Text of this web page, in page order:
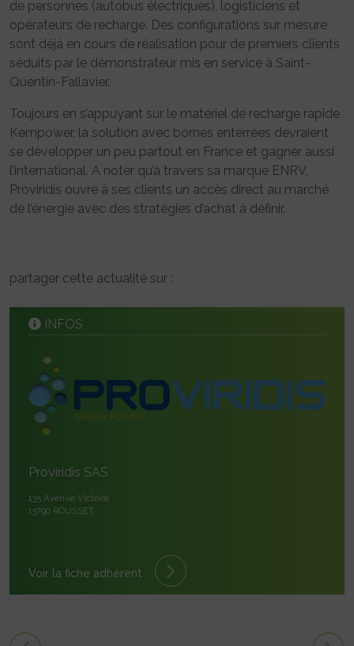
de personnes (autobus électriques), logisticiens et
opérateurs de recharge. Des configurations sur mesure
sont déjà en cours de réalisation pour de premiers clients
séduits par le démonstrateur mis en service à Saint-
Quentin-Fallavier.
Toujours en s’appuyant sur le matériel de recharge rapide
Kempower, la solution avec bornes enterrées devraient
se développer un peu partout en France et gagner aussi
l’international. A noter qu’à travers sa marque ENRV,
Proviridis ouvre à ses clients un accès direct au marché
de l’énergie avec des stratégies d’achat à définir.
partager cette actualité sur :
INFOS
Proviridis SAS
135 Avenue Victoire
13790 ROUSSET
Voir la fiche adhérent